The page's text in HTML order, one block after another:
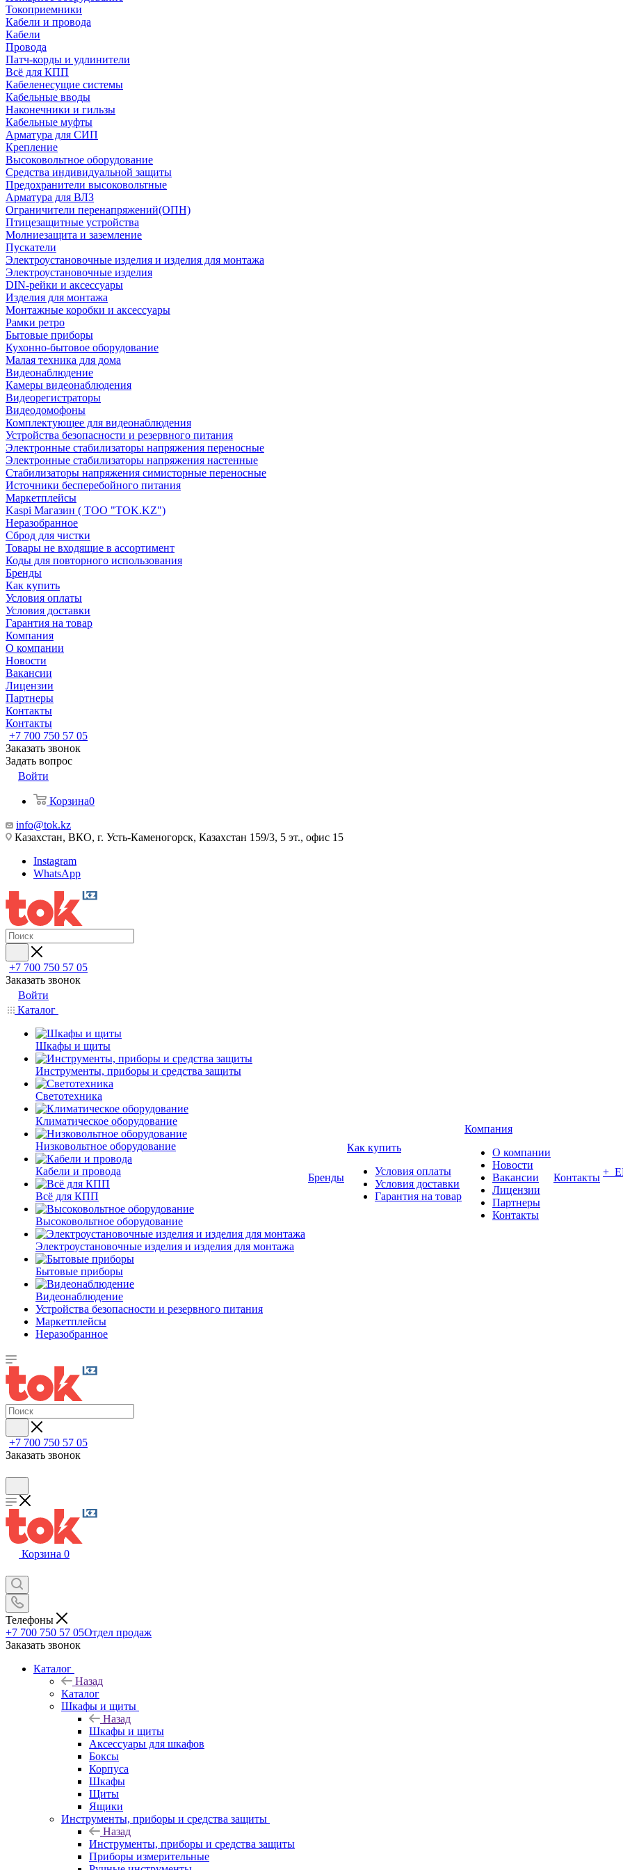
Токоприемники
Кабели и провода
Кабели
Провода
Патч-корды и удлинители
Всё для КПП
Кабеленесущие системы
Кабельные вводы
Наконечники и гильзы
Кабельные муфты
Арматура для СИП
Крепление
Высоковольтное оборудование
Средства индивидуальной защиты
Предохранители высоковольтные
Арматура для ВЛЗ
Ограничители перенапряжений(ОПН)
Птицезащитные устройства
Молниезащита и заземление
Пускатели
Электроустановочные изделия и изделия для монтажа
Электроустановочные изделия
DIN-рейки и аксессуары
Изделия для монтажа
Монтажные коробки и аксессуары
Рамки ретро
Бытовые приборы
Кухонно-бытовое оборудование
Малая техника для дома
Видеонаблюдение
Камеры видеонаблюдения
Видеорегистраторы
Видеодомофоны
Комплектующее для видеонаблюдения
Устройства безопасности и резервного питания
Электронные стабилизаторы напряжения переносные
Электронные стабилизаторы напряжения настенные
Стабилизаторы напряжения симисторные переносные
Источники бесперебойного питания
Маркетплейсы
Kaspi Магазин ( ТОО "TOK.KZ")
Неразобранное
Сброд для чистки
Товары не входящие в ассортимент
Коды для повторного использования
Бренды
Как купить
Условия оплаты
Условия доставки
Гарантия на товар
Компания
О компании
Новости
Вакансии
Лицензии
Партнеры
Контакты
Контакты
+7 700 750 57 05
Заказать звонок
Задать вопрос
Войти
Корзина0
info@tok.kz
Казахстан, ВКО, г. Усть-Каменогорск, Казахстан 159/3, 5 эт., офис 15
Instagram
WhatsApp
+7 700 750 57 05
Заказать звонок
Войти
Каталог
Шкафы и щиты
Инструменты, приборы и средства защиты
Светотехника
Климатическое оборудование
Низковольтное оборудование
Кабели и провода
Всё для КПП
Высоковольтное оборудование
Электроустановочные изделия и изделия для монтажа
Бытовые приборы
Видеонаблюдение
Устройства безопасности и резервного питания
Маркетплейсы
Неразобранное
Бренды
Как купить
Условия оплаты
Условия доставки
Гарантия на товар
Компания
О компании
Новости
Вакансии
Лицензии
Партнеры
Контакты
Контакты +
+7 700 750 57 05
Заказать звонок
Корзина 0
Телефоны
+7 700 750 57 05Отдел продаж
Заказать звонок
Каталог
Назад
Каталог
Шкафы и щиты
Назад
Шкафы и щиты
Аксессуары для шкафов
Боксы
Корпуса
Шкафы
Щиты
Ящики
Инструменты, приборы и средства защиты
Назад
Инструменты, приборы и средства защиты
Приборы измерительные